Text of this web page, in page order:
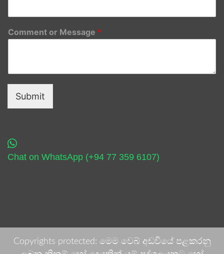
Comment or Message *
Submit
Chat on WhatsApp (+94 77 359 6107)
Copyrights protected: මෙම වෙබ් අඩවියේ පළකරනු